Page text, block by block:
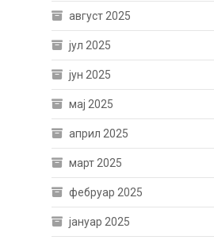
август 2025
јул 2025
јун 2025
мај 2025
април 2025
март 2025
фебруар 2025
јануар 2025